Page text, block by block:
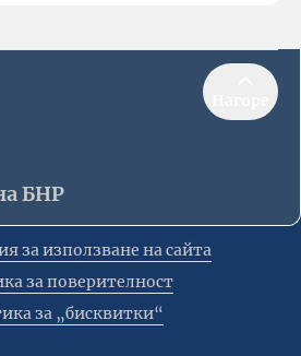
БНР
за използване на сайта
за поверителност
за „бисквитки“